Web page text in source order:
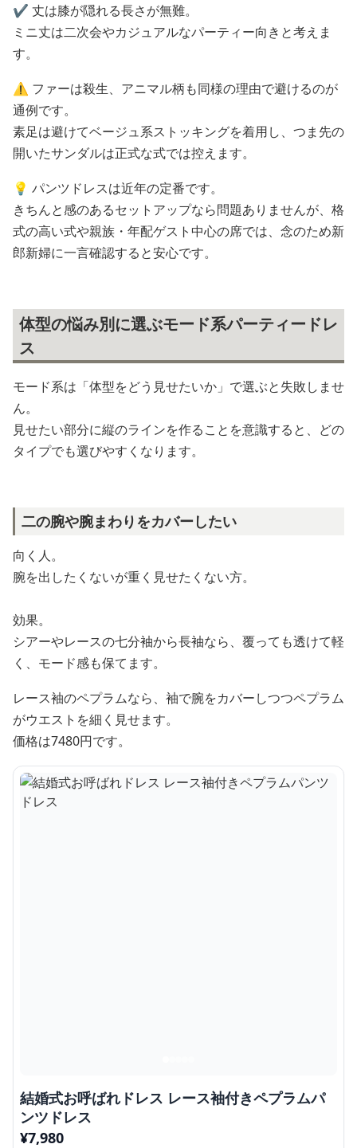
✔️ 丈は膝が隠れる長さが無難。
ミニ丈は二次会やカジュアルなパーティー向きと考えま
す。
⚠️ ファーは殺生、アニマル柄も同様の理由で避けるのが
通例です。
素足は避けてベージュ系ストッキングを着用し、つま先の
開いたサンダルは正式な式では控えます。
💡 パンツドレスは近年の定番です。
きちんと感のあるセットアップなら問題ありませんが、格
式の高い式や親族・年配ゲスト中心の席では、念のため新
郎新婦に一言確認すると安心です。
体型の悩み別に選ぶモード系パーティードレ
ス
モード系は「体型をどう見せたいか」で選ぶと失敗しませ
ん。
見せたい部分に縦のラインを作ることを意識すると、どの
タイプでも選びやすくなります。
二の腕や腕まわりをカバーしたい
向く人。
腕を出したくないが重く見せたくない方。
効果。
シアーやレースの七分袖から長袖なら、覆っても透けて軽
く、モード感も保てます。
レース袖のペプラムなら、袖で腕をカバーしつつペプラム
がウエストを細く見せます。
価格は7480円です。
結婚式お呼ばれドレス レース袖付きペプラムパ
ンツドレス
¥7,980